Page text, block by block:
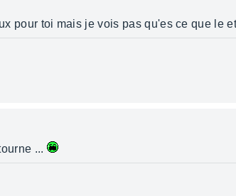
pour toi mais je vois pas qu'es ce que le
...